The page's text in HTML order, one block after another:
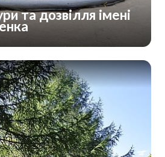
та дозвілля імені